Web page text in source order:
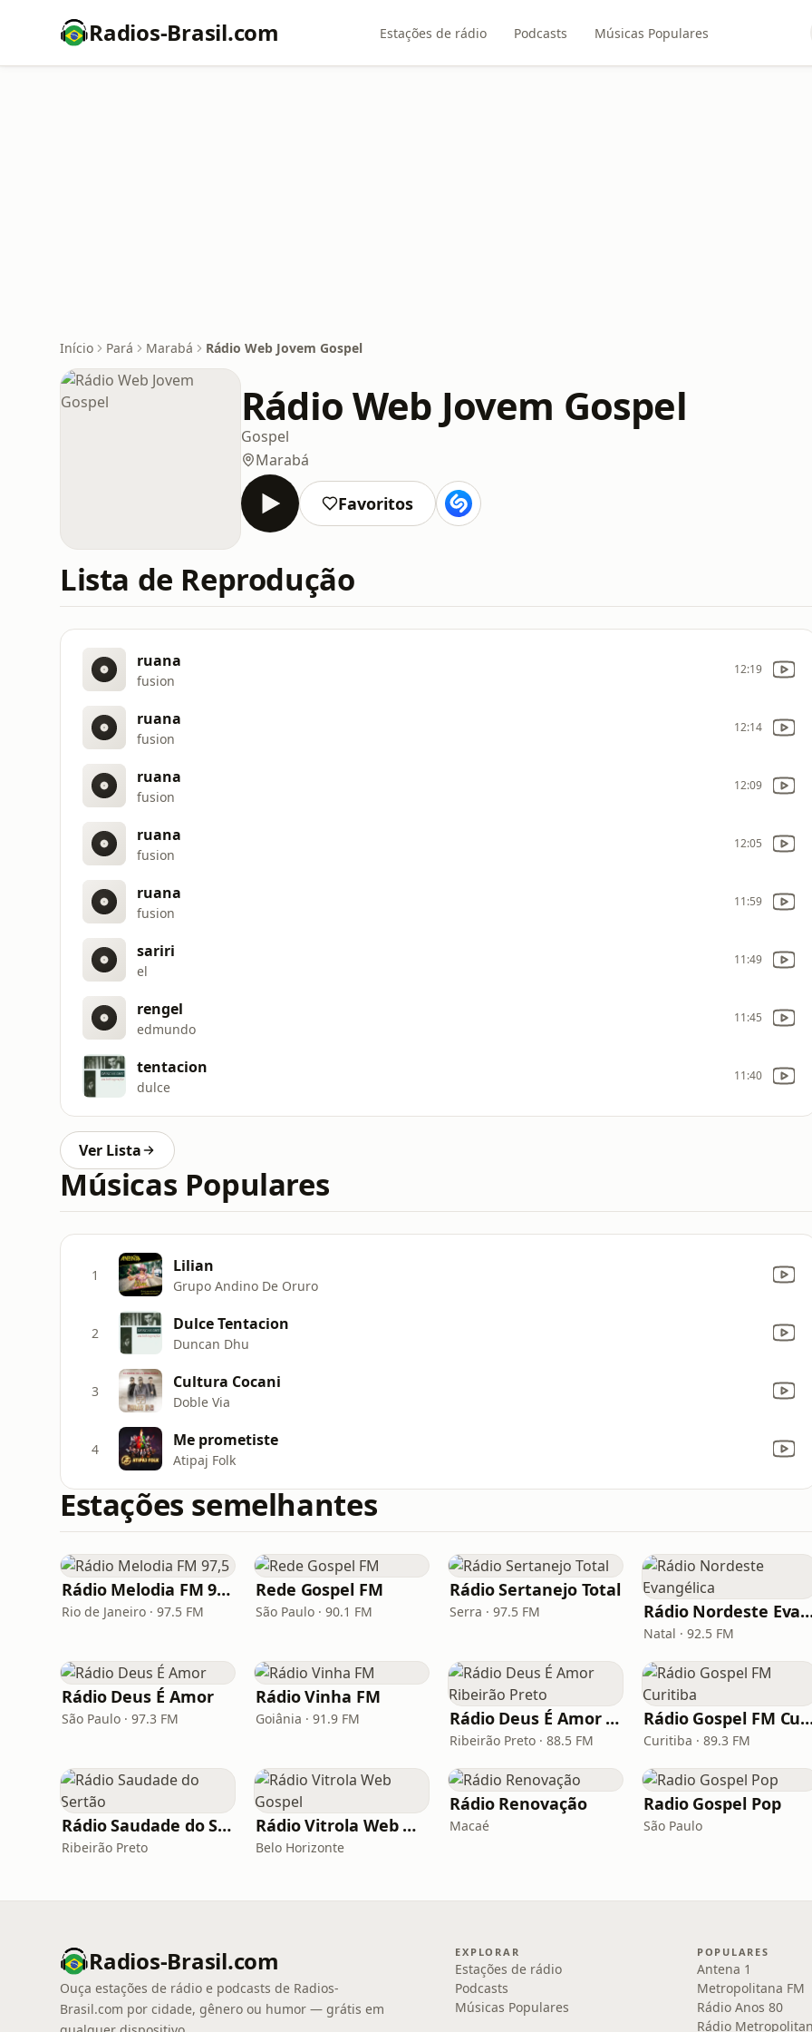
Radios-Brasil.com Estações de rádio Podcasts Músicas Populares
Início Pará Marabá Rádio Web Jovem Gospel
Rádio Web Jovem Gospel
Gospel
Marabá
Favoritos
Lista de Reprodução
ruana
fusion
12:19
ruana
fusion
12:14
ruana
fusion
12:09
ruana
fusion
12:05
ruana
fusion
11:59
sariri
el
11:49
rengel
edmundo
11:45
tentacion
dulce
11:40
Ver Lista
Músicas Populares
1 Lilian
Grupo Andino De Oruro
2 Dulce Tentacion
Duncan Dhu
3 Cultura Cocani
Doble Via
4 Me prometiste
Atipaj Folk
Estações semelhantes
Rádio Melodia FM 97,5
Rio de Janeiro · 97.5 FM
Rede Gospel FM
São Paulo · 90.1 FM
Rádio Sertanejo Total
Serra · 97.5 FM Rádio
Natal · 92.5 FM
Rádio Deus É Amor
São Paulo · 97.3 FM
Rádio Vinha FM
Goiânia · 91.9 FM Rádio Deus É Amor Ribeirão Preto
Ribeirão Preto · 88.5 FM
Rádio Gospel
Curitiba · 89.3 FM
Rádio Saudade do Sertão
Ribeirão Preto
Rádio Vitrola Web Gospel
Belo Horizonte
Rádio Renovação
Macaé
Radio Gospel Pop
São Paulo
Radios-Brasil.com
Ouça estações de rádio e podcasts de Radios-
Brasil.com por cidade, gênero ou humor — grátis em
EXPLORAR
Estações de rádio
Podcasts
Músicas Populares
POPULARES
Antena 1
Metropolitana FM
Rádio Anos 80
Rádio